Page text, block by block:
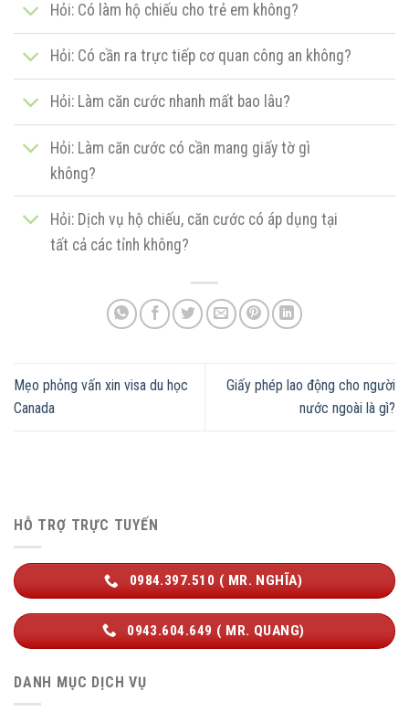
Hỏi: Có làm hộ chiếu cho trẻ em không?
Hỏi: Có cần ra trực tiếp cơ quan công an không?
Hỏi: Làm căn cước nhanh mất bao lâu?
Hỏi: Làm căn cước có cần mang giấy tờ gì
không?
Hỏi: Dịch vụ hộ chiếu, căn cước có áp dụng tại
tất cả các tỉnh không?
Mẹo phỏng vấn xin visa du học
Canada
Giấy phép lao động cho người
nước ngoài là gì?
HỖ TRỢ TRỰC TUYẾN
0984.397.510 ( MR. NGHĨA)
0943.604.649 ( MR. QUANG)
DANH MỤC DỊCH VỤ